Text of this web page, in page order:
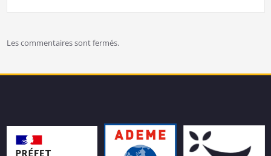
Les commentaires sont fermés.